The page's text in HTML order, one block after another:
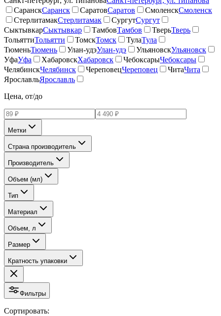
СаранскСаранск СаратовСаратов СмоленскСмоленск
СтерлитамакСтерлитамак СургутСургут
СыктывкарСыктывкар ТамбовТамбов ТверьТверь
ТольяттиТольятти ТомскТомск ТулаТула
ТюменьТюмень Улан-удэУлан-удэ УльяновскУльяновск
УфаУфа ХабаровскХабаровск ЧебоксарыЧебоксары
ЧелябинскЧелябинск ЧереповецЧереповец ЧитаЧита
ЯрославльЯрославль
Цена, от/до
Метки
Страна производитель
Производитель
Объем (мл)
Тип
Материал
Объем, л
Размер
Кратность упаковки
Фильтры
Сортировать: